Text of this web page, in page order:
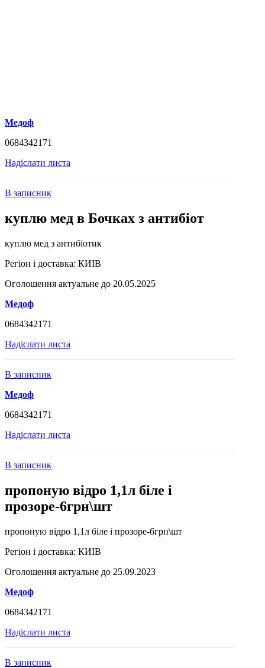
Медоф
0684342171
Надіслати листа
В записник
куплю мед в Бочках з антибіот
куплю мед з антибіотик
Регіон і доставка: КИІВ
Оголошення актуальне до 20.05.2025
Медоф
0684342171
Надіслати листа
В записник
Медоф
0684342171
Надіслати листа
В записник
пропоную відро 1,1л біле і
прозоре-6грн\шт
пропоную відро 1,1л біле і прозоре-6грн\шт
Регіон і доставка: КИІВ
Оголошення актуальне до 25.09.2023
Медоф
0684342171
Надіслати листа
В записник